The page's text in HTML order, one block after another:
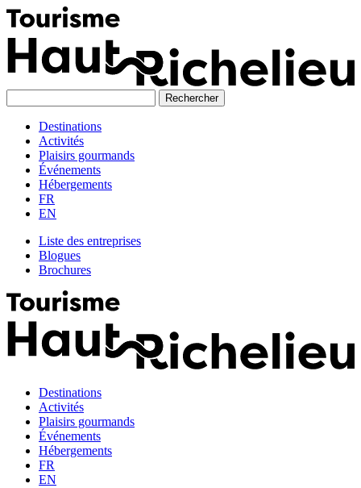
Skip
to
content
Destinations
Activités
Plaisirs gourmands
Événements
Hébergements
FR
EN
Liste des entreprises
Blogues
Brochures
Destinations
Activités
Plaisirs gourmands
Événements
Hébergements
FR
EN